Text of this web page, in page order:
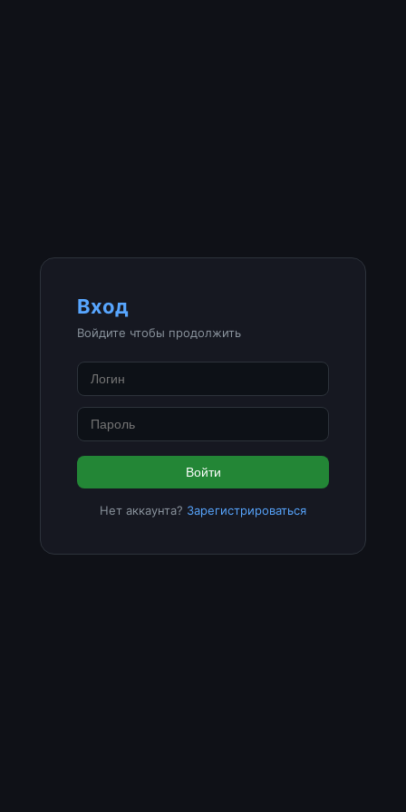
Вход
Войдите чтобы продолжить
Войти
Нет аккаунта? Зарегистрироваться